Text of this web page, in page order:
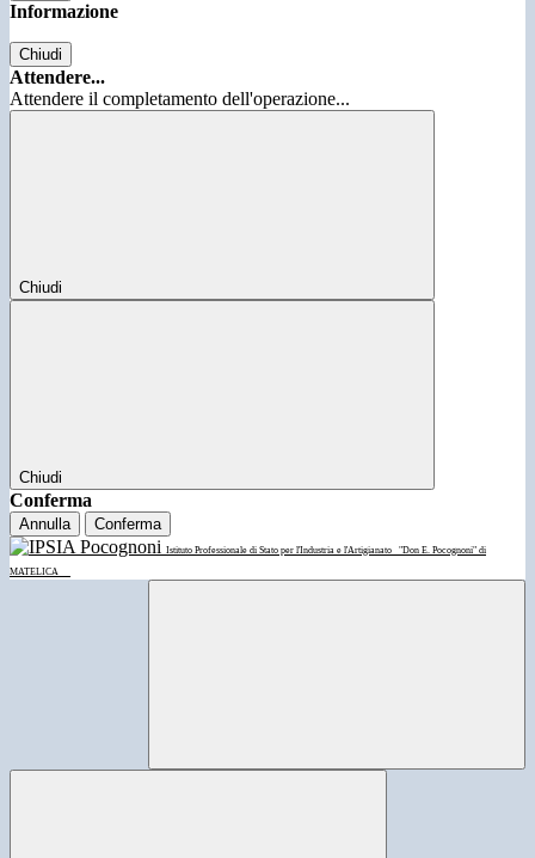
Informazione
Chiudi
Attendere...
Attendere il completamento dell'operazione...
Chiudi
Chiudi
Conferma
Annulla Conferma
Istituto Professionale di Stato per l'Industria e l'Artigianato
"Don E. Pocognoni" di
MATELICA